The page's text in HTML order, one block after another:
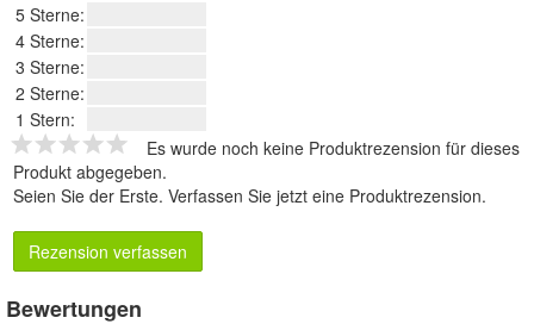
5 Sterne:
4 Sterne:
3 Sterne:
2 Sterne:
1 Stern:
Es wurde noch keine Produktrezension für dieses
Produkt abgegeben.
Seien Sie der Erste. Verfassen Sie jetzt eine Produktrezension.
Rezension verfassen
Bewertungen